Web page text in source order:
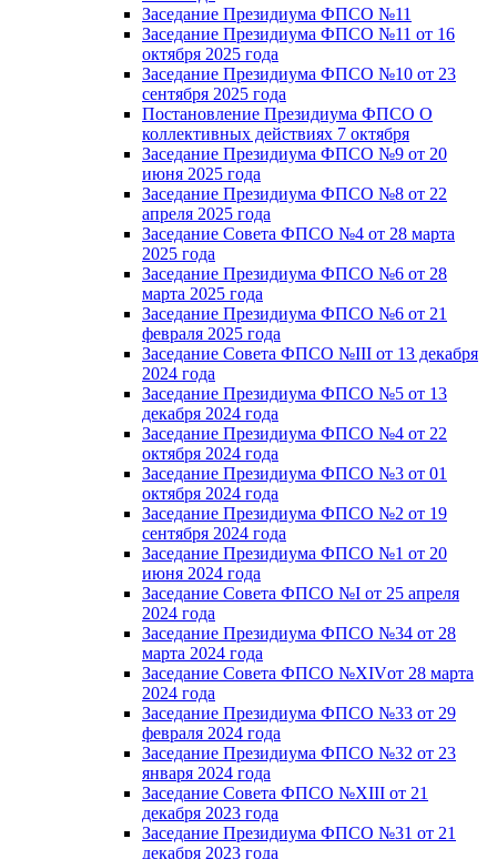
Заседание Президиума ФПСО №11
Заседание Президиума ФПСО №11 от 16
октября 2025 года
Заседание Президиума ФПСО №10 от 23
сентября 2025 года
Постановление Президиума ФПСО О
коллективных действиях 7 октября
Заседание Президиума ФПСО №9 от 20
июня 2025 года
Заседание Президиума ФПСО №8 от 22
апреля 2025 года
Заседание Совета ФПСО №4 от 28 марта
2025 года
Заседание Президиума ФПСО №6 от 28
марта 2025 года
Заседание Президиума ФПСО №6 от 21
февраля 2025 года
Заседание Совета ФПСО №III от 13 декабря
2024 года
Заседание Президиума ФПСО №5 от 13
декабря 2024 года
Заседание Президиума ФПСО №4 от 22
октября 2024 года
Заседание Президиума ФПСО №3 от 01
октября 2024 года
Заседание Президиума ФПСО №2 от 19
сентября 2024 года
Заседание Президиума ФПСО №1 от 20
июня 2024 года
Заседание Совета ФПСО №I от 25 апреля
2024 года
Заседание Президиума ФПСО №34 от 28
марта 2024 года
Заседание Совета ФПСО №XIVот 28 марта
2024 года
Заседание Президиума ФПСО №33 от 29
февраля 2024 года
Заседание Президиума ФПСО №32 от 23
января 2024 года
Заседание Совета ФПСО №XIII от 21
декабря 2023 года
Заседание Президиума ФПСО №31 от 21
декабря 2023 года